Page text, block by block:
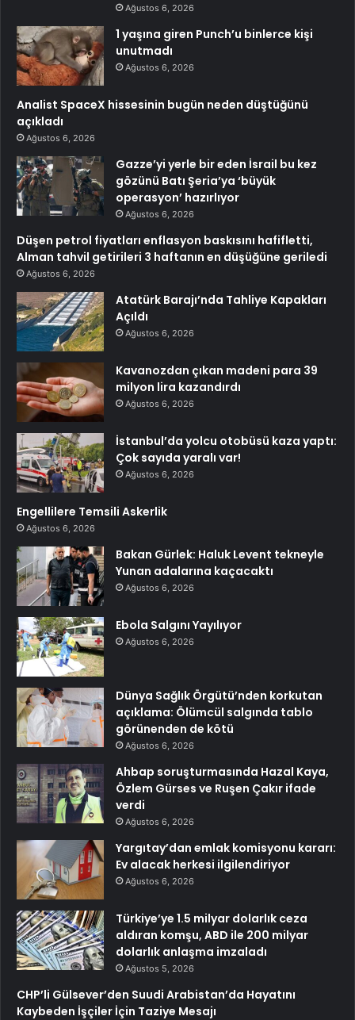
Ağustos 6, 2026
1 yaşına giren Punch’u binlerce kişi
unutmadı
Ağustos 6, 2026
Analist SpaceX hissesinin bugün neden düştüğünü
açıkladı
Ağustos 6, 2026
Gazze’yi yerle bir eden İsrail bu kez
gözünü Batı Şeria’ya ‘büyük
operasyon’ hazırlıyor
Ağustos 6, 2026
Düşen petrol fiyatları enflasyon baskısını hafifletti,
Alman tahvil getirileri 3 haftanın en düşüğüne geriledi
Ağustos 6, 2026
Atatürk Barajı’nda Tahliye Kapakları
Açıldı
Ağustos 6, 2026
Kavanozdan çıkan madeni para 39
milyon lira kazandırdı
Ağustos 6, 2026
İstanbul’da yolcu otobüsü kaza yaptı:
Çok sayıda yaralı var!
Ağustos 6, 2026
Engellilere Temsili Askerlik
Ağustos 6, 2026
Bakan Gürlek: Haluk Levent tekneyle
Yunan adalarına kaçacaktı
Ağustos 6, 2026
Ebola Salgını Yayılıyor
Ağustos 6, 2026
Dünya Sağlık Örgütü’nden korkutan
açıklama: Ölümcül salgında tablo
görünenden de kötü
Ağustos 6, 2026
Ahbap soruşturmasında Hazal Kaya,
Özlem Gürses ve Ruşen Çakır ifade
verdi
Ağustos 6, 2026
Yargıtay’dan emlak komisyonu kararı:
Ev alacak herkesi ilgilendiriyor
Ağustos 6, 2026
Türkiye’ye 1.5 milyar dolarlık ceza
aldıran komşu, ABD ile 200 milyar
dolarlık anlaşma imzaladı
Ağustos 5, 2026
CHP’li Gülsever’den Suudi Arabistan’da Hayatını
Kaybeden İşçiler İçin Taziye Mesajı